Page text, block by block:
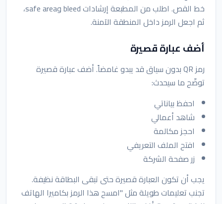
خط القص. اطلب من المطبعة إرشادات bleed وsafe area،
ثم اجعل الرمز داخل المنطقة الآمنة.
أضف عبارة قصيرة
رمز QR بدون سياق قد يبدو غامضاً. أضف عبارة قصيرة
توضّح ما سيحدث:
احفظ بياناتي
شاهد أعمالي
احجز مكالمة
افتح الملف التعريفي
زر صفحة الشركة
يجب أن تكون العبارة قصيرة حتى تبقى البطاقة نظيفة.
تجنب تعليمات طويلة مثل "امسح هذا الرمز بكاميرا الهاتف